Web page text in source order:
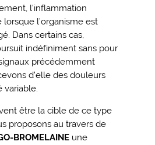
l’inflammation
l’organisme est
Dans certains cas,
indéfiniment sans pour
précédemment
d’elle des douleurs
variable.
être la cible de ce type
proposons au travers de
BROMELAINEune